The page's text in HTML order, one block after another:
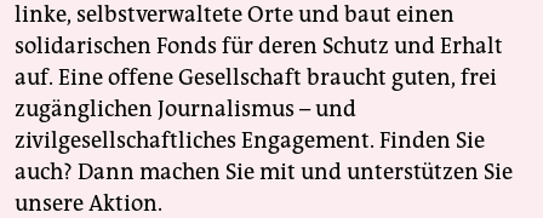
linke, selbstverwaltete Orte und baut einen
solidarischen Fonds für deren Schutz und Erhalt
auf. Eine offene Gesellschaft braucht guten, frei
zugänglichen Journalismus – und
zivilgesellschaftliches Engagement. Finden Sie
auch? Dann machen Sie mit und unterstützen Sie
unsere Aktion.